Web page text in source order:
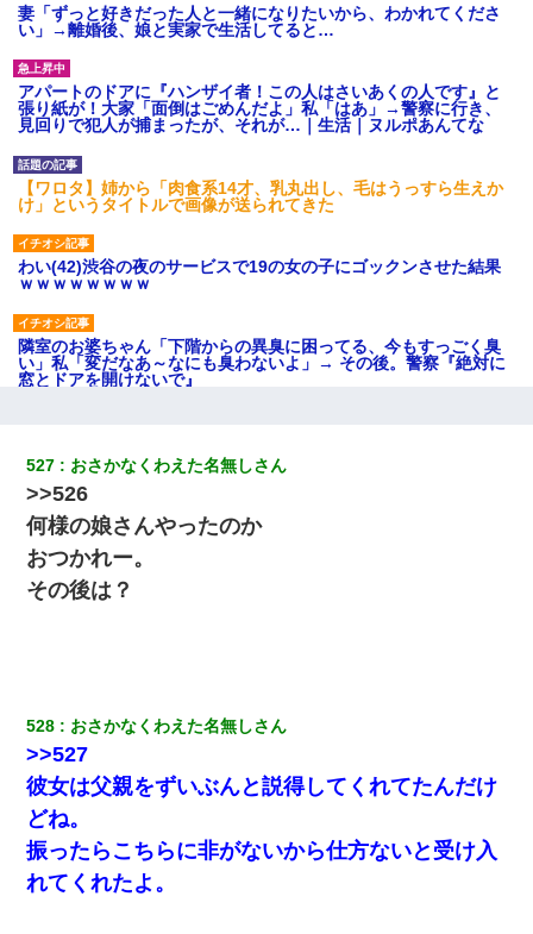
妻「ずっと好きだった人と一緒になりたいから、わかれてくださ
い」→離婚後、娘と実家で生活してると…
アパートのドアに『ハンザイ者！この人はさいあくの人です』と
張り紙が！大家「面倒はごめんだよ」私「はあ」→警察に行き、
見回りで犯人が捕まったが、それが…｜生活｜ヌルポあんてな
【ワロタ】姉から「肉食系14才、乳丸出し、毛はうっすら生えか
け」というタイトルで画像が送られてきた
わい(42)渋谷の夜のサービスで19の女の子にゴックンさせた結果
ｗｗｗｗｗｗｗｗ
隣室のお婆ちゃん「下階からの異臭に困ってる、今もすっごく臭
い」私「変だなあ～なにも臭わないよ」→ その後。警察『絶対に
窓とドアを開けないで』
選ばれたの！絶対見に来てね！」→悲しい結果がこれ・・・
宅飲みで女友達の乳を見てしまった・・・
【衝撃】ヤンキー女に「サせて」って言った結果
女性側のリーダーみたいな人に「BBQは友達とやりなよ！」と言
われて…
【悲報】嫁がワイのこと嫌いっぽいから単身赴任した結果
527 おさかなくわえた名無しさん
>>526
何様の娘さんやったのか
おつかれー。
その後は？
528 おさかなくわえた名無しさん
>>527
彼女は父親をずいぶんと説得してくれてたんだけ
どね。
振ったらこちらに非がないから仕方ないと受け入
れてくれたよ。